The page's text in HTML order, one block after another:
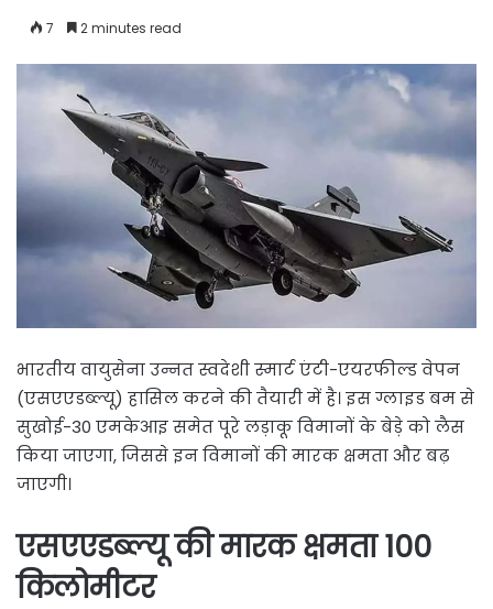
7 2 minutes read
भारतीय वायुसेना उन्नत स्वदेशी स्मार्ट एंटी-एयरफील्ड वेपन
(एसएएडब्ल्यू) हासिल करने की तैयारी में है। इस ग्लाइड बम से
सुखोई-30 एमकेआइ समेत पूरे लड़ाकू विमानों के बेड़े को लैस
किया जाएगा, जिससे इन विमानों की मारक क्षमता और बढ़
जाएगी।
एसएएडब्ल्यू की मारक क्षमता 100
किलोमीटर